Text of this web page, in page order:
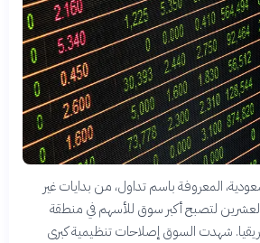
المعروفة باسم تداول، من بدايات غير
لتصبح أكبر سوق للأسهم في منطقة
شهدت السوق إصلاحات تنظيمية كبرى